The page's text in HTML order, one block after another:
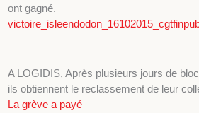
ont gagné.
A LOGIDIS, Après plusieurs jours de
ils obtiennent le reclassement de leur
La grève a payé